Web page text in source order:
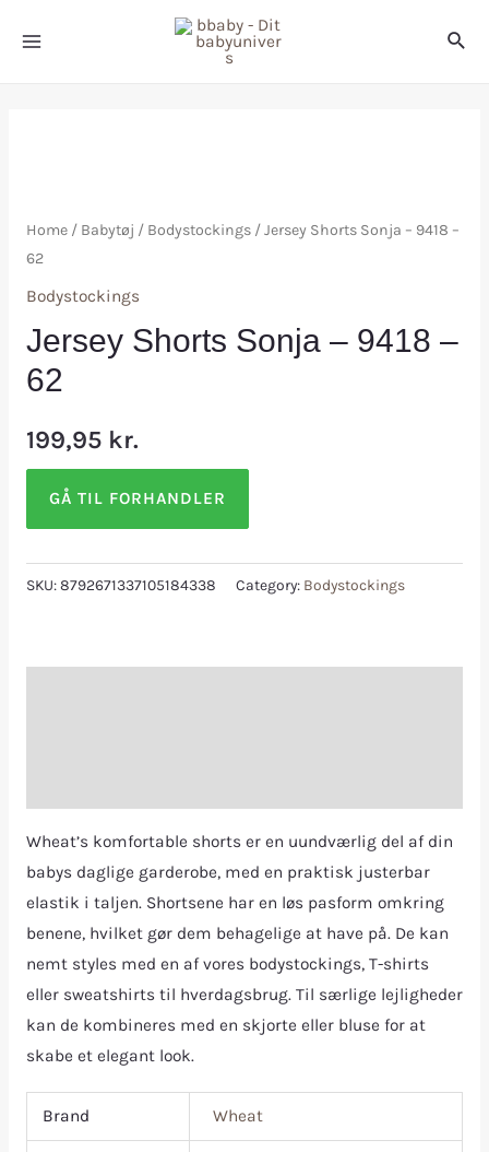
Home/ Babytøj / Bodystockings/ Jersey Shorts Sonja – 9418 –
62
Bodystockings
Jersey Shorts Sonja – 9418 –
62
199,95 kr.
GÅ TIL FORHANDLER
SKU:8792671337105184338 Category: Bodystockings
Wheat’s komfortable shorts er en uundværlig del af din
babys daglige garderobe, med en praktisk justerbar
elastik i taljen. Shortsene har en løs pasform omkring
benene, hvilket gør dem behagelige at have på. De kan
nemt styles med en af vores bodystockings, T-shirts
eller sweatshirts til hverdagsbrug. Til særlige lejligheder
kan de kombineres med en skjorte eller bluse for at
skabe et elegant look.
Brand Wheat